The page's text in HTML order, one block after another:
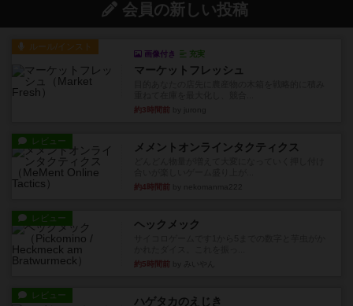
会員の新しい投稿
ルール/インスト
画像付き 充実
マーケットフレッシュ
約3時間前
レビュー メメントオンラインタクティクス
約4時間前
レビュー ヘックメック
約5時間前
レビュー ハゲタカのえじき